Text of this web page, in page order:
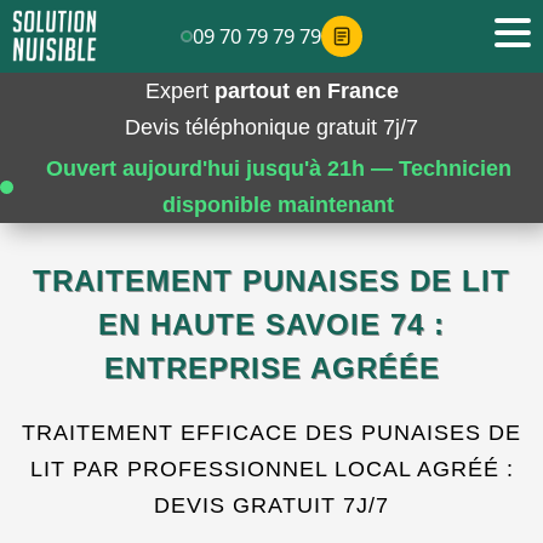
Expert partout en France
Devis téléphonique gratuit 7j/7
Ouvert aujourd'hui jusqu'à 21h — Technicien
disponible maintenant
TRAITEMENT PUNAISES DE LIT
EN HAUTE SAVOIE 74 :
ENTREPRISE AGRÉÉE
TRAITEMENT EFFICACE DES PUNAISES DE
LIT PAR PROFESSIONNEL LOCAL AGRÉÉ :
DEVIS GRATUIT 7J/7
09 70 79 79 79